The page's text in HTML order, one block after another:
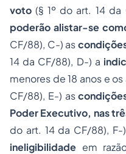
voto(§ 1º do art. 14
poderão alistar-se
CF/88), C-) as
14 da CF/88), D-) a
menores de 18 anos e
CF/88), E-) as
Poder Executivo, nas
do art. 14 da CF/88),
ineligibilidade em